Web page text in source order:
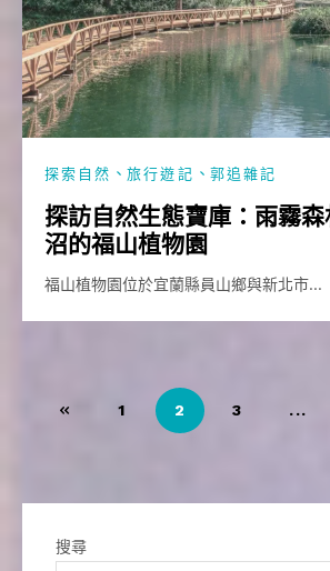
探索自然 、旅行遊記 、 郭追雜記
探訪自然生態寶庫：雨霧森
沼的福山植物園
福山植物園位於宜蘭縣員山鄉與新北市…
1 2 3 ...
搜尋